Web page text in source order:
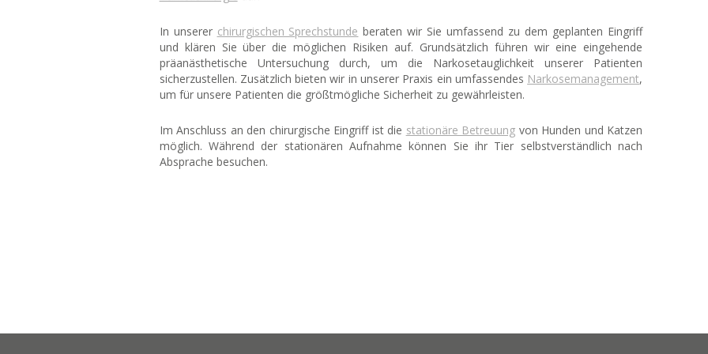
In unserer chirurgischen Sprechstunde beraten wir Sie umfassend zu dem geplanten Eingriff
und klären Sie über die möglichen Risiken auf. Grundsätzlich führen wir eine eingehende
präanästhetische Untersuchung durch, um die Narkosetauglichkeit unserer Patienten
sicherzustellen. Zusätzlich bieten wir in unserer Praxis ein umfassendes Narkosemanagement,
um für unsere Patienten die größtmögliche Sicherheit zu gewährleisten.
Im Anschluss an den chirurgische Eingriff ist die stationäre Betreuung von Hunden und Katzen
möglich. Während der stationären Aufnahme können Sie ihr Tier selbstverständlich nach
Absprache besuchen.